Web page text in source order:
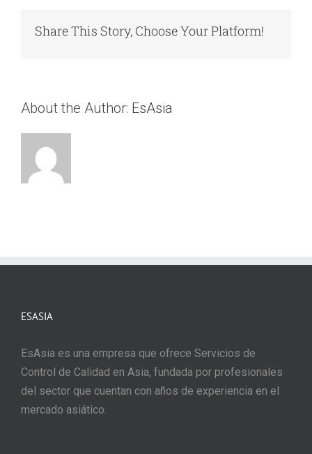
Share This Story, Choose Your Platform!
About the Author: EsAsia
ESASIA
EsAsia es una empresa que ofrece Servicios de
Control de Calidad en Asia, fundada por profesionales
del sector que cuentan con años de experiencia en el
mercado asiático.